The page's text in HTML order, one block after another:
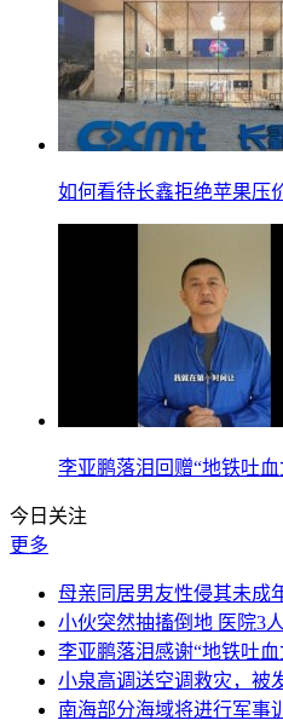
如何看待长鑫拒绝苹果压
李亚鹏落泪回赠“地铁吐血
今日关注
更多
母亲同居男友性侵其未成
小伙突然抽搐倒地 医院3
李亚鹏落泪感谢“地铁吐
小泉高调送空调救灾，被
南海部分海域将进行军事